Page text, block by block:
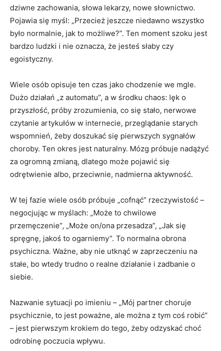
dziwne zachowania, słowa lekarzy, nowe słownictwo.
Pojawia się myśl: „Przecież jeszcze niedawno wszystko
było normalnie, jak to możliwe?”. Ten moment szoku jest
bardzo ludzki i nie oznacza, że jesteś słaby czy
egoistyczny.
Wiele osób opisuje ten czas jako chodzenie we mgle.
Dużo działań „z automatu”, a w środku chaos: lęk o
przyszłość, próby zrozumienia, co się stało, nerwowe
czytanie artykułów w internecie, przeglądanie starych
wspomnień, żeby doszukać się pierwszych sygnałów
choroby. Ten okres jest naturalny. Mózg próbuje nadążyć
za ogromną zmianą, dlatego może pojawić się
odrętwienie albo, przeciwnie, nadmierna aktywność.
W tej fazie wiele osób próbuje „cofnąć” rzeczywistość –
negocjując w myślach: „Może to chwilowe
przemęczenie”, „Może on/ona przesadza”, „Jak się
spręgnę, jakoś to ogarniemy”. To normalna obrona
psychiczna. Ważne, aby nie utknąć w zaprzeczeniu na
stałe, bo wtedy trudno o realne działanie i zadbanie o
siebie.
Nazwanie sytuacji po imieniu – „Mój partner choruje
psychicznie, to jest poważne, ale można z tym coś robić”
– jest pierwszym krokiem do tego, żeby odzyskać choć
odrobinę poczucia wpływu.